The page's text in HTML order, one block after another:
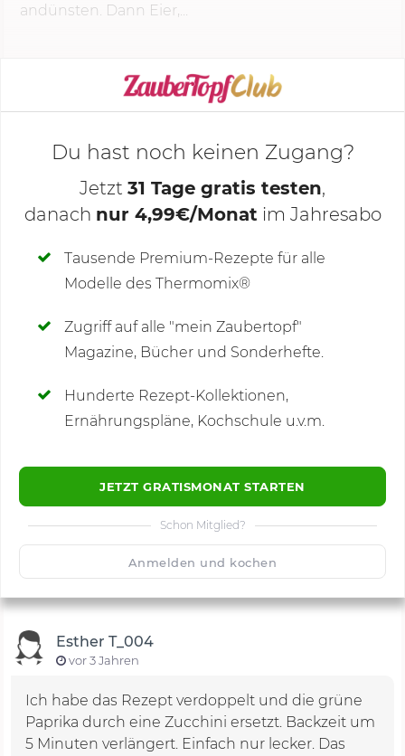
andünsten. Dann Eier,...
KOCHMODUS STARTEN
Deine Notizen
Du hast noch keinen Zugang?
Jetzt 31 Tage gratis testen,
danach nur 4,99€/Monat im Jahresabo
Tausende Premium-Rezepte für alle
Modelle des Thermomix®
Zugriff auf alle "mein Zaubertopf"
Magazine, Bücher und Sonderhefte.
Hunderte Rezept-Kollektionen,
Ernährungspläne, Kochschule u.v.m.
JETZT GRATISMONAT STARTEN
Schon Mitglied?
Anmelden und kochen
Kommentare(1)
🙂 Speichern
Esther T_004
vor 3 Jahren
Ich habe das Rezept verdoppelt und die grüne
Paprika durch eine Zucchini ersetzt. Backzeit um
5 Minuten verlängert. Einfach nur lecker. Das